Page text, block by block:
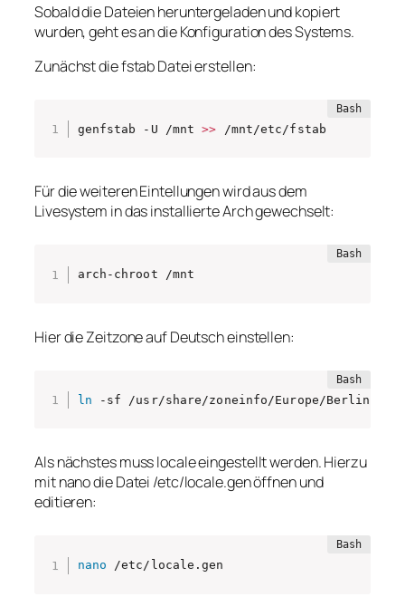
Sobald die Dateien heruntergeladen und kopiert
wurden, geht es an die Konfiguration des Systems.
Zunächst die fstab Datei erstellen:
genfstab -U /mnt >> /mnt/etc/fstab
Für die weiteren Eintellungen wird aus dem
Livesystem in das installierte Arch gewechselt:
arch-chroot /mnt
Hier die Zeitzone auf Deutsch einstellen:
ln -sf /usr/share/zoneinfo/Europe/Berlin /
Als nächstes muss locale eingestellt werden. Hierzu
mit nano die Datei /etc/locale.gen öffnen und
editieren:
nano /etc/locale.gen